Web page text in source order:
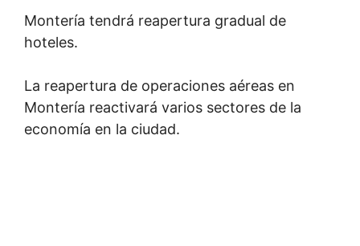
Montería tendrá reapertura gradual de
hoteles.
La reapertura de operaciones aéreas en
Montería reactivará varios sectores de la
economía en la ciudad.